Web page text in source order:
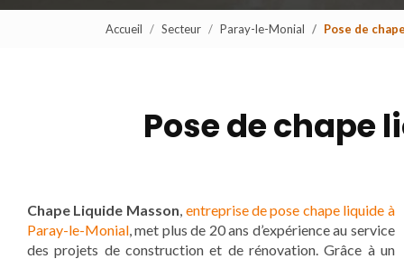
Accueil Secteur Paray-le-Monial Pose de
Pose de
Chape Liquide Masson, entreprise de pose chape liquide à
Paray-le-Monial, met plus de 20 ans d’expérience au service
des projets de construction et de rénovation. Grâce à un